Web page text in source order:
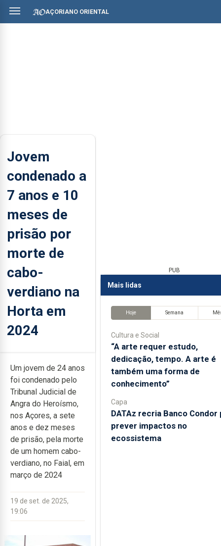
AÇORIANO ORIENTAL
Jovem
condenado a
7 anos e 10
meses de
prisão por
morte de
cabo-
verdiano na
Horta em
2024
Um jovem de 24 anos
foi condenado pelo
Tribunal Judicial de
Angra do Heroísmo,
nos Açores, a sete
anos e dez meses
de prisão, pela morte
de um homem cabo-
verdiano, no Faial, em
março de 2024
19 de set. de 2025,
19:06
PUB
Mais lidas
Hoje Semana
Cultura e Social
“A arte requer estudo,
dedicação, tempo. A arte é
também uma forma de
conhecimento”
Capa
DATAz recria Banco Condor
prever impactos no
ecossistema